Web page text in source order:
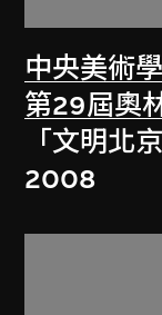
中央美術
第29屆奧
「文明北
2008